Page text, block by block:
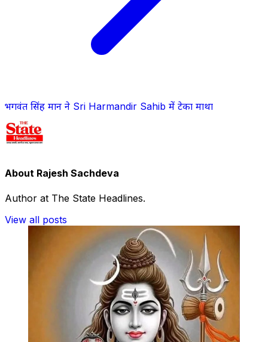
भगवंत सिंह मान ने Sri Harmandir Sahib में टेका माथा
About Rajesh Sachdeva
Author at The State Headlines.
View all posts